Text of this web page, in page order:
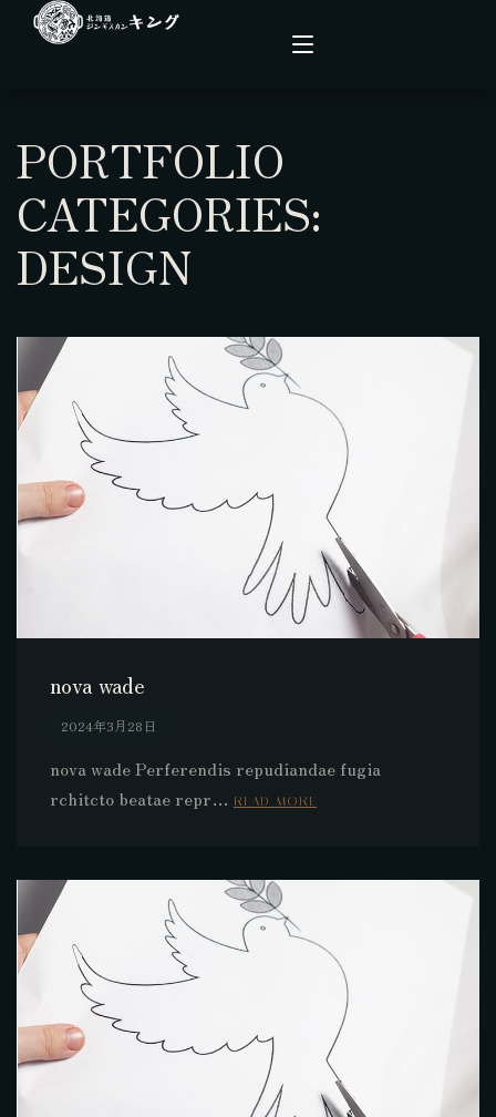
こだわり
メニュー
店舗情報
PORTFOLIO
CATEGORIES:
DESIGN
nova wade
2024年3月28日
nova wade Perferendis repudiandae fugia
rchitcto beatae repr… READ MORE